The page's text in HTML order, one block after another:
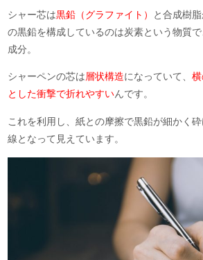
シャー芯は黒鉛（グラファイト）
と合成樹
の黒鉛を構成しているのは炭素という物質
成分。
シャーペンの芯は層状構造になっていて、
とした衝撃で折れやすいんです。
これを利用し、紙との摩擦で黒鉛が細かく
線となって見えています。